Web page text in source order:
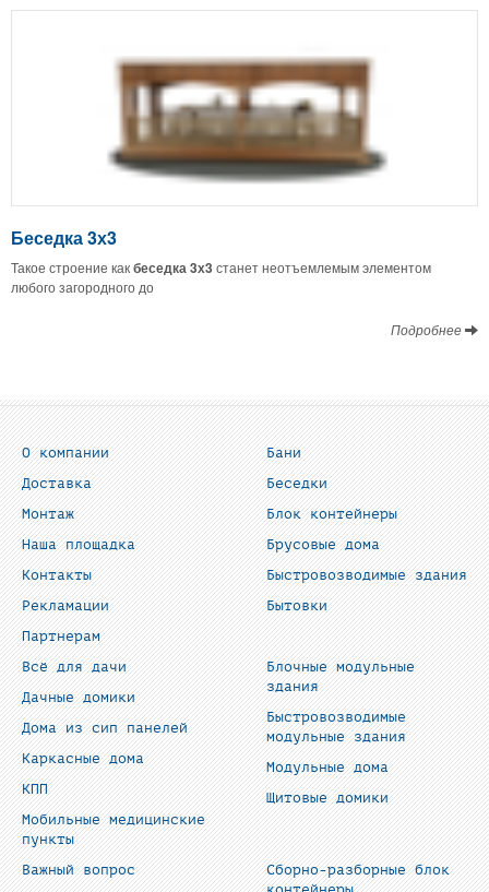
Беседка 3х3
Такое строение какбеседка 3х3 станет неотъемлемым элементом
любого загородного до
Подробнее
О компании
Доставка
Монтаж
Наша площадка
Контакты
Рекламации
Партнерам
Бани
Беседки
Блок контейнеры
Брусовые дома
Быстровозводимые здания
Бытовки
Всё для дачи
Дачные домики
Дома из сип панелей
Каркасные дома
КПП
Мобильные медицинские
пункты
Блочные модульные
здания
Быстровозводимые
модульные здания
Модульные дома
Щитовые домики
Важный вопрос
Сборно-разборные блок